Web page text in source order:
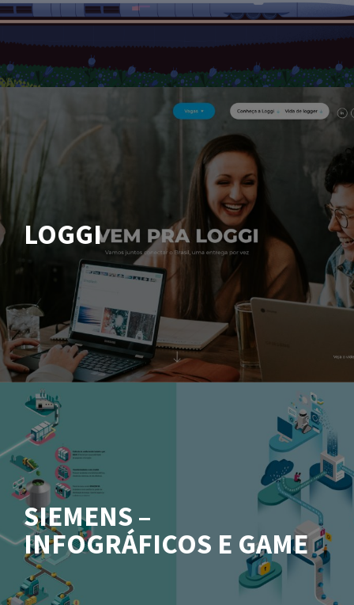
LOGGI
SIEMENS –
INFOGRÁFICOS E GAME